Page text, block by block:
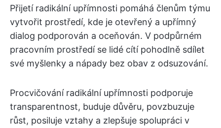
Přijetí radikální upřímnosti pomáhá členům týmu
vytvořit prostředí, kde je otevřený a upřímný
dialog podporován a oceňován. V podpůrném
pracovním prostředí se lidé cítí pohodlně sdílet
své myšlenky a nápady bez obav z odsuzování.
Procvičování radikální upřímnosti podporuje
transparentnost, buduje důvěru, povzbuzuje
růst, posiluje vztahy a zlepšuje spolupráci v